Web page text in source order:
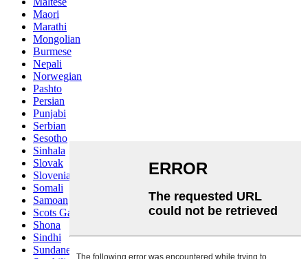
Maori
Marathi
Mongolian
Burmese
Nepali
Norwegian
Pashto
Persian
Punjabi
Serbian
Sesotho
Sinhala
Slovak
Slovenian
Somali
Samoan
Scots Gaelic
Shona
Sindhi
Sundanese